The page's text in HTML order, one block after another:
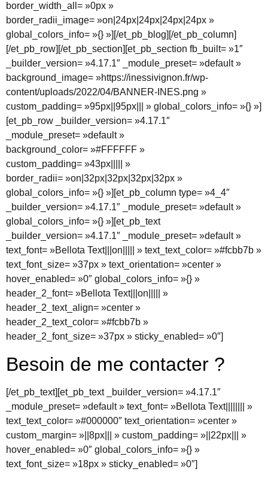
border_width_all= »0px »
border_radii_image= »on|24px|24px|24px|24px »
global_colors_info= »{} »][/et_pb_blog][/et_pb_column]
[/et_pb_row][/et_pb_section][et_pb_section fb_built= »1″
_builder_version= »4.17.1″ _module_preset= »default »
background_image= »https://inessivignon.fr/wp-
content/uploads/2022/04/BANNER-INES.png »
custom_padding= »95px||95px||| » global_colors_info= »{} »]
[et_pb_row _builder_version= »4.17.1″
_module_preset= »default »
background_color= »#FFFFFF »
custom_padding= »43px||||| »
border_radii= »on|32px|32px|32px|32px »
global_colors_info= »{} »][et_pb_column type= »4_4″
_builder_version= »4.17.1″ _module_preset= »default »
global_colors_info= »{} »][et_pb_text
_builder_version= »4.17.1″ _module_preset= »default »
text_font= »Bellota Text|||on||||| » text_text_color= »#fcbb7b »
text_font_size= »37px » text_orientation= »center »
hover_enabled= »0″ global_colors_info= »{} »
header_2_font= »Bellota Text|||on||||| »
header_2_text_align= »center »
header_2_text_color= »#fcbb7b »
header_2_font_size= »37px » sticky_enabled= »0″]
Besoin de me contacter ?
[/et_pb_text][et_pb_text _builder_version= »4.17.1″
_module_preset= »default » text_font= »Bellota Text|||||||| »
text_text_color= »#000000″ text_orientation= »center »
custom_margin= »||8px||| » custom_padding= »||22px||| »
hover_enabled= »0″ global_colors_info= »{} »
text_font_size= »18px » sticky_enabled= »0″]